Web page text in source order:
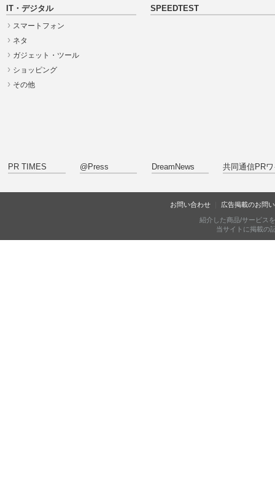
IT・デジタル
スマートフォン
ネタ
ガジェット・ツール
ショッピング
その他
SPEEDTEST
PR TIMES @Press DreamNews 共同通信PR
お問い合わせ 広告掲載のお問
紹介した商品/サービス
当サイトに掲載の